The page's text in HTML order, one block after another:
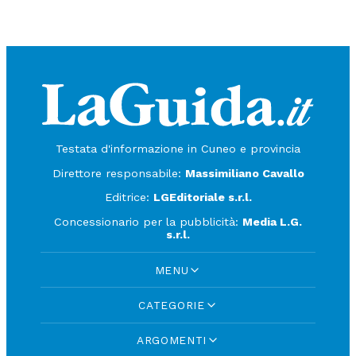
Testata d'informazione in Cuneo e provincia
Direttore responsabile: Massimiliano Cavallo
Editrice: LGEditoriale s.r.l.
Concessionario per la pubblicità: Media L.G.
s.r.l.
MENU
CATEGORIE
ARGOMENTI